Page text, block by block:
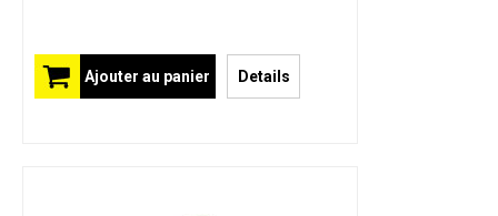
Ajouter au panier Details